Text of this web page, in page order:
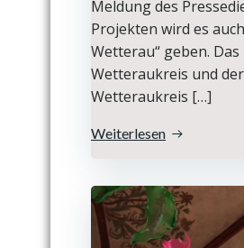
Meldung des
Projekten wird es
Wetterau“ geben.
Wetteraukreis und
Wetteraukreis […]
Weiterlesen